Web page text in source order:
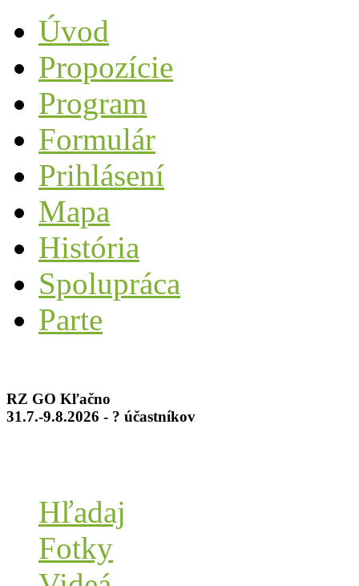
Úvod
Propozície
Program
Formulár
Prihlásení
Mapa
História
Spolupráca
Parte
RZ GO Kľačno
31.7.-9.8.2026 - ? účastníkov
Hľadaj
Fotky